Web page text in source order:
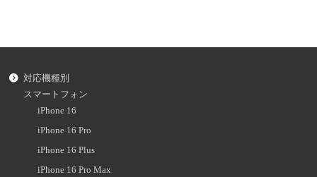
対応機種別
スマートフォン
iPhone 16
iPhone 16 Pro
iPhone 16 Plus
iPhone 16 Pro Max